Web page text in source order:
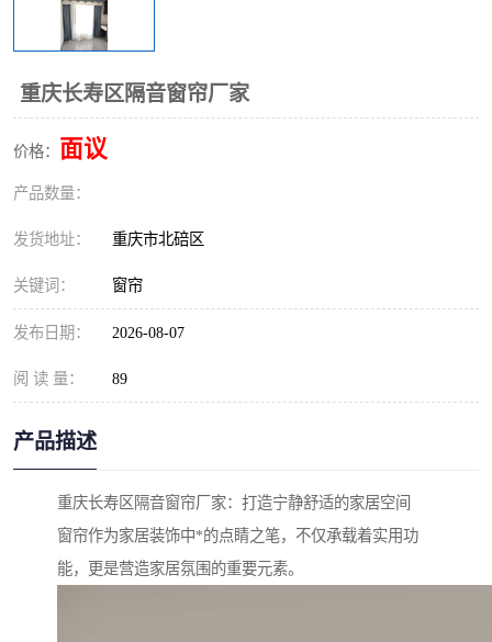
重庆长寿区隔音窗帘厂家
价格： 面议
产品数量：
发货地址： 重庆市北碚区
关键词： 窗帘
发布日期： 2026-08-07
阅 读 量： 89
产品描述
重庆长寿区隔音窗帘厂家：打造宁静舒适的家居空间
窗帘作为家居装饰中*的点睛之笔，不仅承载着实用功
能，更是营造家居氛围的重要元素。